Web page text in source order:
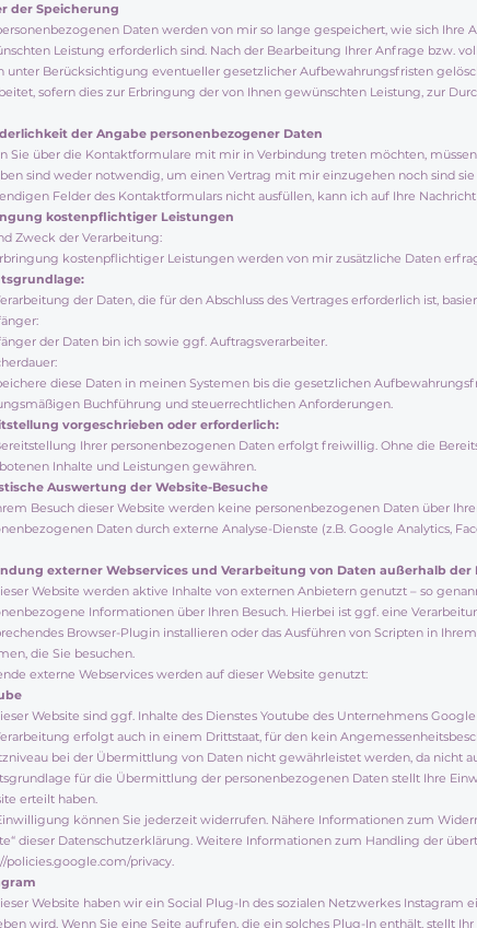
der Speicherung
Daten werden von mir so lange gespeichert, wie sich
Leistung erforderlich sind. Nach der Bearbeitung Ihrer Anfrage bzw.
unter Berücksichtigung eventueller gesetzlicher Aufbewahrungsfristen
sofern dies zur Erbringung der von Ihnen gewünschten Leistung, zur
der Angabe personenbezogener Daten
Sie über die Kontaktformulare mit mir in Verbindung treten möchten,
sind weder notwendig, um einen Vertrag mit mir einzugehen noch sind
Felder des Kontaktformulars nicht ausfüllen, kann ich auf Ihre
kostenpflichtiger Leistungen
Zweck der Verarbeitung:
kostenpflichtiger Leistungen werden von mir zusätzliche Daten
der Daten, die für den Abschluss des Vertrages erforderlich ist,
der Daten bin ich sowie ggf. Auftragsverarbeiter.
diese Daten in meinen Systemen bis die gesetzlichen
Buchführung und steuerrechtlichen Anforderungen.
vorgeschrieben oder erforderlich:
Ihrer personenbezogenen Daten erfolgt freiwillig. Ohne die
Inhalte und Leistungen gewähren.
Auswertung der Website-Besuche
Besuch dieser Website werden keine personenbezogenen Daten über
Daten durch externe Analyse-Dienste (z.B. Google Analytics,
externer Webservices und Verarbeitung von Daten außerhalb der
Website werden aktive Inhalte von externen Anbietern genutzt – so
Informationen über Ihren Besuch. Hierbei ist ggf. eine
Browser-Plugin installieren oder das Ausführen von Scripten in
die Sie besuchen.
externe Webservices werden auf dieser Website genutzt:
Website sind ggf. Inhalte des Dienstes Youtube des Unternehmens
erfolgt auch in einem Drittstaat, für den kein
bei der Übermittlung von Daten nicht gewährleistet werden, da nicht
für die Übermittlung der personenbezogenen Daten stellt Ihre
erteilt haben.
können Sie jederzeit widerrufen. Nähere Informationen zum
dieser Datenschutzerklärung. Weitere Informationen zum Handling der
policies.google.com/privacy.
Website haben wir ein Social Plug-In des sozialen Netzwerkes Instagram
wird. Wenn Sie eine Seite aufrufen, die ein solches Plug-In enthält, stellt